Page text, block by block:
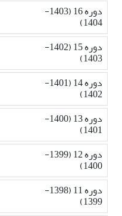
دوره 16 (1403-
1404)
دوره 15 (1402-
1403)
دوره 14 (1401-
1402)
دوره 13 (1400-
1401)
دوره 12 (1399-
1400)
دوره 11 (1398-
1399)